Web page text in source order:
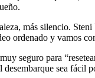
más silencio.
ordenado y vamos
seguro para
sea fácil